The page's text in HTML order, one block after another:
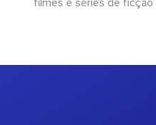
filmes e séries de ficção